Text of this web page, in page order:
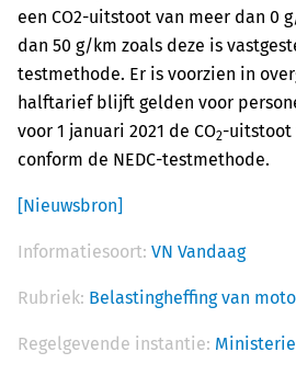
een CO2-uitstoot van meer dan 0
dan 50 g/km zoals deze is
testmethode. Er is voorzien in
halftarief blijft gelden voor
voor 1 januari 2021 de CO2-uitstoot
conform de NEDC-testmethode.
[Nieuwsbron]
Informatiesoort: VN Vandaag
Rubriek: Belastingheffing van
Regelgevende instantie: